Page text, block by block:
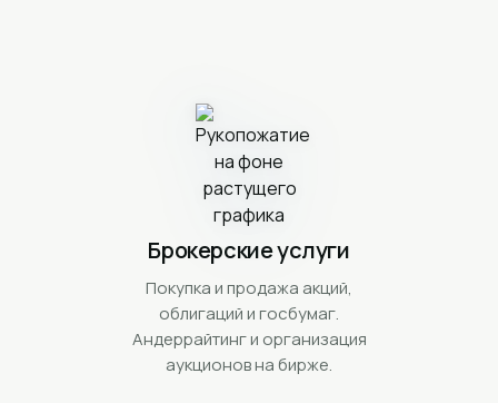
Брокерские услуги
Покупка и продажа акций,
облигаций и госбумаг.
Андеррайтинг и организация
аукционов на бирже.